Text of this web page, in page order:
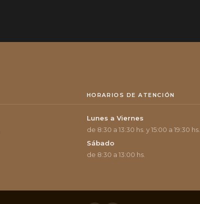
HORARIOS DE ATENCIÓN
Lunes a Viernes
de 8:30 a 13:30 hs. y 15:00 a 19:30 hs.
Sábado
de 8:30 a 13:00 hs.